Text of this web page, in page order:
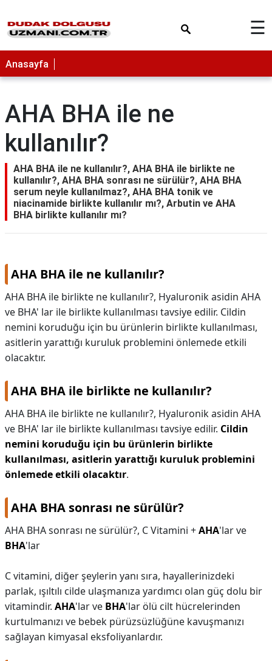
☰
Anasayfa
AHA BHA ile ne
kullanılır?
AHA BHA ile ne kullanılır?, AHA BHA ile birlikte ne
kullanılır?, AHA BHA sonrası ne sürülür?, AHA BHA
serum neyle kullanılmaz?, AHA BHA tonik ve
niacinamide birlikte kullanılır mı?, Arbutin ve AHA
BHA birlikte kullanılır mı?
AHA BHA ile ne kullanılır?
AHA BHA ile birlikte ne kullanılır?, Hyaluronik asidin AHA
ve BHA' lar ile birlikte kullanılması tavsiye edilir. Cildin
nemini koruduğu için bu ürünlerin birlikte kullanılması,
asitlerin yarattığı kuruluk problemini önlemede etkili
olacaktır.
AHA BHA ile birlikte ne kullanılır?
AHA BHA ile birlikte ne kullanılır?, Hyaluronik asidin AHA
ve BHA' lar ile birlikte kullanılması tavsiye edilir. Cildin
nemini koruduğu için bu ürünlerin birlikte
kullanılması, asitlerin yarattığı kuruluk problemini
önlemede etkili olacaktır.
AHA BHA sonrası ne sürülür?
AHA BHA sonrası ne sürülür?, C Vitamini +AHA'lar ve
BHA'lar
C vitamini, diğer şeylerin yanı sıra, hayallerinizdeki
parlak, ışıltılı cilde ulaşmanıza yardımcı olan güç dolu bir
vitamindir. AHA'lar ve BHA'lar ölü cilt hücrelerinden
kurtulmanızı ve bebek pürüzsüzlüğüne kavuşmanızı
sağlayan kimyasal eksfoliyanlardır.